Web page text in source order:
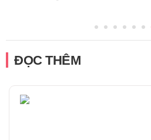
ĐỌC THÊM